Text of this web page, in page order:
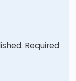
Required